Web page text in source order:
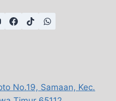
No.19, Samaan, Kec.